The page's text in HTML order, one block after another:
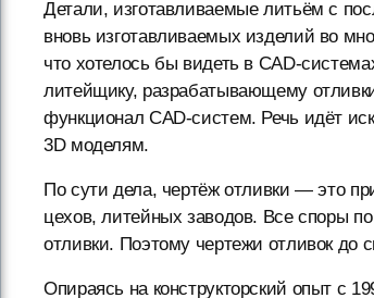
Детали, изготавливаемые литьём с
вновь изготавливаемых изделий во
что хотелось бы видеть в CAD-
литейщику, разрабатывающему
функционал CAD-систем. Речь идёт
3D моделям.
По сути дела, чертёж отливки — это
цехов, литейных заводов. Все споры
отливки. Поэтому чертежи отливок до
Опираясь на конструкторский опыт с